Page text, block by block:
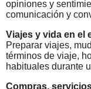
opiniones y
comunicación y
Viajes y vida en el
Preparar viajes,
términos de viaje,
habituales durante
Compras,